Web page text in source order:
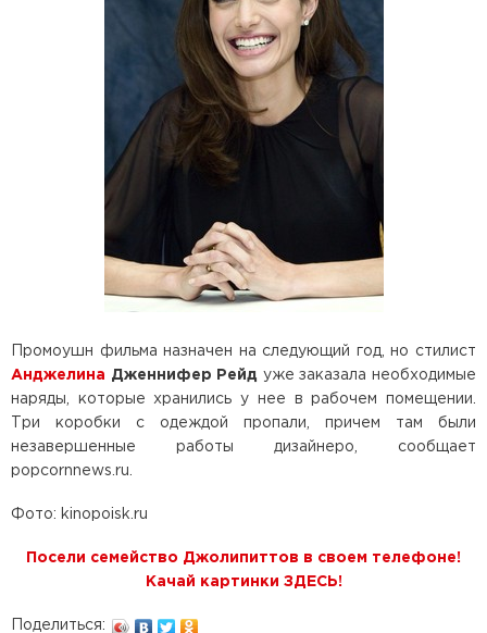
Промоушн фильма назначен на следующий год, но стилист
Анджелина Дженнифер Рейд уже заказала необходимые
наряды, которые хранились у нее в рабочем помещении.
Три коробки с одеждой пропали, причем там были
незавершенные работы дизайнеро, сообщает
popcornnews.ru.
Фото: kinopoisk.ru
Посели семейство Джолипиттов в своем телефоне!
Качай картинки ЗДЕСЬ!
Поделиться: